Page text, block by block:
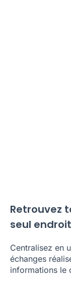
Retrouvez
seul endroit
Centralisez en
échanges
informations le